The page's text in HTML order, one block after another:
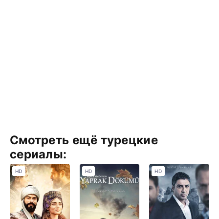
Смотреть ещё турецкие
сериалы:
HD HD HD